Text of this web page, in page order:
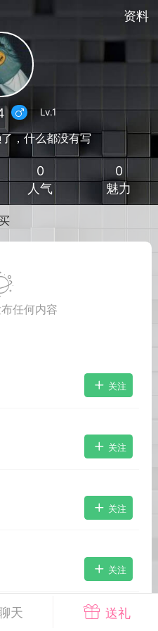
资料
排行榜
弊模组，
一些信息
了维护游
天 送礼
Lv.1
，什么都没有写
0
人气
0
魅力
任何内容
关注
关注
关注
关注